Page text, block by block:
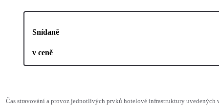
Snídaně
v ceně
Čas stravování a provoz jednotlivých prvků hotelové infrastruktury uvedených